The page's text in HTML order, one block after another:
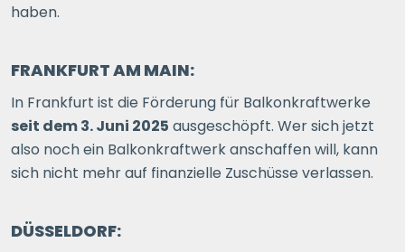
haben.
FRANKFURT AM MAIN:
In Frankfurt ist die Förderung für Balkonkraftwerke
seit dem 3. Juni 2025 ausgeschöpft. Wer sich jetzt
also noch ein Balkonkraftwerk anschaffen will, kann
sich nicht mehr auf finanzielle Zuschüsse verlassen.
DÜSSELDORF: